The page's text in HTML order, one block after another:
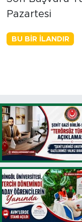
Pazartesi
BU BIR İLANDIR